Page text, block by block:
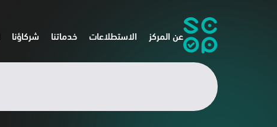
عن المركز الاستطلاعات خدماتنا شركاؤنا